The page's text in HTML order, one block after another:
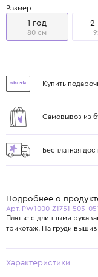
Размер
1 год
80 см
2
Купить
Самовывоз из
Бесплатная
Подробнее о
Арт. PW1000-Z1751-
Платье с длинными
трикотаж. На груди
Характеристики